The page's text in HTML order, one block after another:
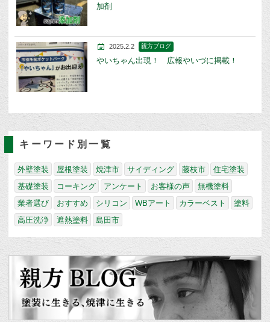
加剤
2025.2.2 親方ブログ
やいちゃん出現！ 広報やいづに掲載！
キーワード別一覧
外壁塗装 屋根塗装 焼津市 サイディング 藤枝市
住宅塗装
基礎塗装
コーキング アンケート お客様の声
無機塗料
業者選び
おすすめ シリコン WBアート カラーベスト
塗料
高圧洗浄
遮熱塗料 島田市